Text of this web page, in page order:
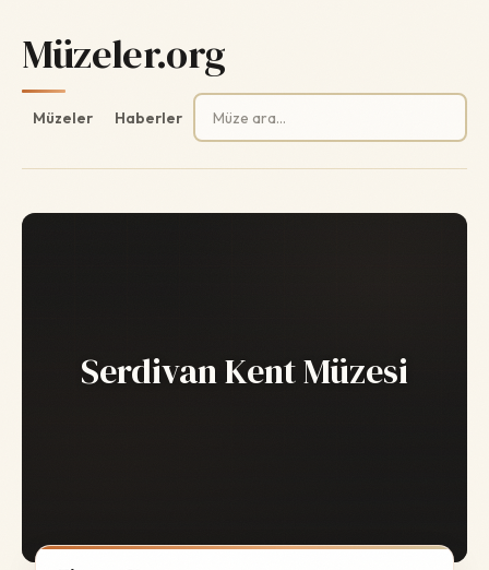
Müzeler.org
Müzeler Haberler
Arama:
Serdivan Kent Müzesi